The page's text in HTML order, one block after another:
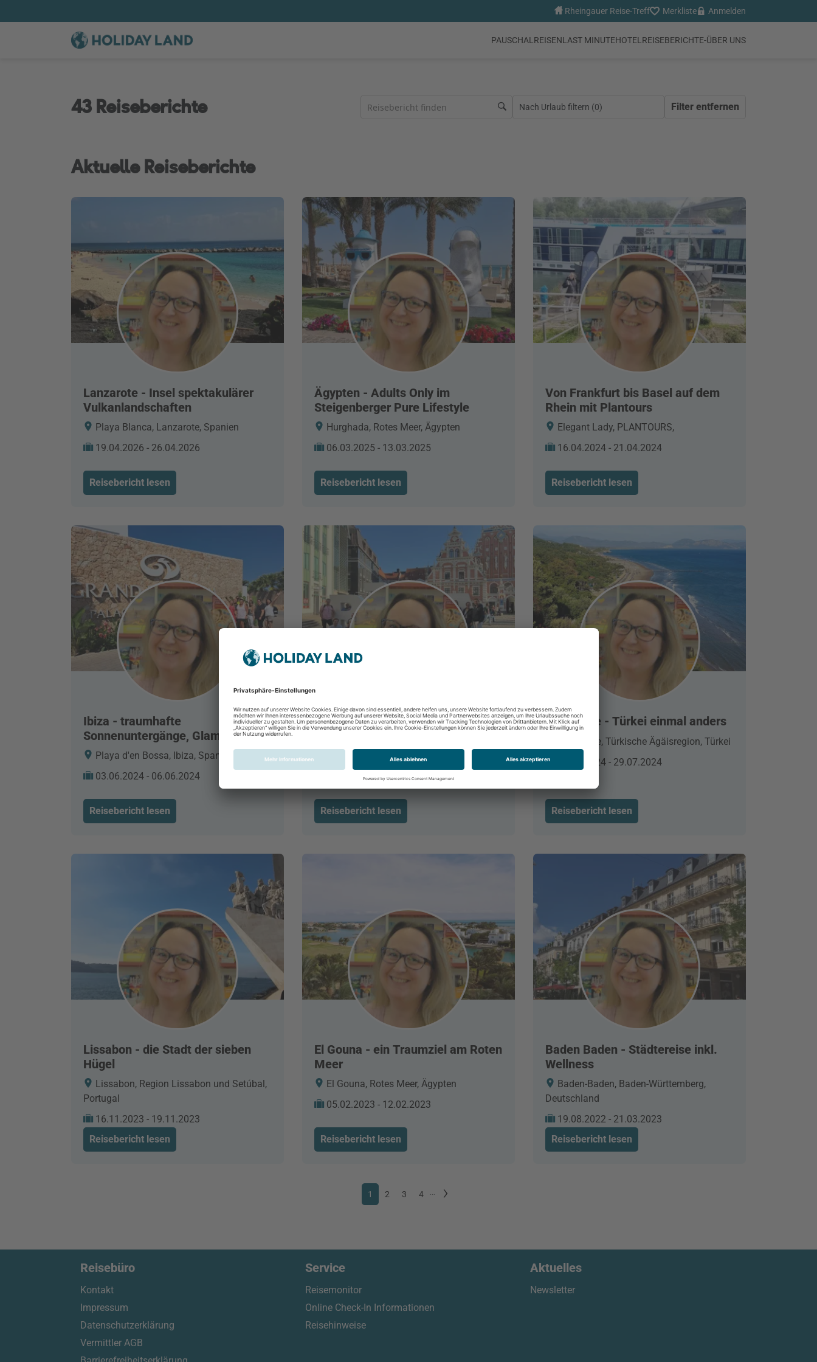
Rheingauer Reise-Treff Merkliste Anmelden
PAUSCHALREISENLAST MINUTEHOTEL REISEBERICHTE-ÜBER UNS
43 Reiseberichte Nach Urlaub filtern (0) Filter entfernen
Aktuelle Reiseberichte
Lanzarote - Insel spektakulärer
Vulkanlandschaften
Playa Blanca, Lanzarote, Spanien
19.04.2026 - 26.04.2026
Reisebericht lesen
Ägypten - Adults Only im
Steigenberger Pure Lifestyle
Hurghada, Rotes Meer, Ägypten
06.03.2025 - 13.03.2025
Reisebericht lesen
Von Frankfurt bis Basel auf dem
Rhein mit Plantours
Elegant Lady, PLANTOURS,
16.04.2024 - 21.04.2024
Reisebericht lesen
Ibiza - traumhafte
Sonnenuntergänge, Glamour,
Party und so viel mehr
Playa d'en Bossa, Ibiza, Spanien
03.06.2024 - 06.06.2024
Reisebericht lesen
Riga - die Hauptstadt Lettlands
mit Studiosus erleben
Riga, Rigaer Bucht, Lettland
20.09.2024 - 22.09.2024
Reisebericht lesen
Sarigerme - Türkei einmal anders
Sarigerme, Türkische Ägäisregion, Türkei
26.04.2024 - 29.07.2024
Reisebericht lesen
Lissabon - die Stadt der sieben
Hügel
Lissabon, Region Lissabon und Setúbal,
Portugal
16.11.2023 - 19.11.2023
Reisebericht lesen
El Gouna - ein Traumziel am Roten
Meer
El Gouna, Rotes Meer, Ägypten
05.02.2023 - 12.02.2023
Reisebericht lesen
Baden Baden - Städtereise inkl.
Wellness
Baden-Baden, Baden-Württemberg,
Deutschland
19.08.2022 - 21.03.2023
Reisebericht lesen
1 2 3 4
Reisebüro
Kontakt
Impressum
Datenschutzerklärung
Vermittler AGB
Service
Reisemonitor
Online Check-In Informationen
Reisehinweise
Aktuelles
Newsletter